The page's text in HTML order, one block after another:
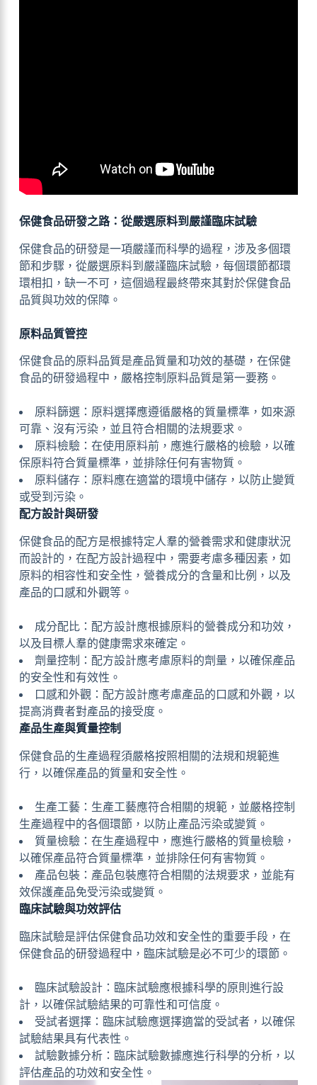
保健食品研發之路：從嚴選原料到嚴謹臨床試驗
保健食品的研發是一項嚴謹而科學的過程，涉及多個環
節和步驟，從嚴選原料到嚴謹臨床試驗，每個環節都環
環相扣，缺一不可，這個過程最終帶來其對於保健食品
品質與功效的保障。
原料品質管控
保健食品的原料品質是產品質量和功效的基礎，在保健
食品的研發過程中，嚴格控制原料品質是第一要務。
原料篩選：原料選擇應遵循嚴格的質量標準，如來源
可靠、沒有污染，並且符合相關的法規要求。
原料檢驗：在使用原料前，應進行嚴格的檢驗，以確
保原料符合質量標準，並排除任何有害物質。
原料儲存：原料應在適當的環境中儲存，以防止變質
或受到污染。
配方設計與研發
保健食品的配方是根據特定人羣的營養需求和健康狀況
而設計的，在配方設計過程中，需要考慮多種因素，如
原料的相容性和安全性，營養成分的含量和比例，以及
產品的口感和外觀等。
成分配比：配方設計應根據原料的營養成分和功效，
以及目標人羣的健康需求來確定。
劑量控制：配方設計應考慮原料的劑量，以確保產品
的安全性和有效性。
口感和外觀：配方設計應考慮產品的口感和外觀，以
提高消費者對產品的接受度。
產品生產與質量控制
保健食品的生產過程須嚴格按照相關的法規和規範進
行，以確保產品的質量和安全性。
生產工藝：生產工藝應符合相關的規範，並嚴格控制
生產過程中的各個環節，以防止產品污染或變質。
質量檢驗：在生產過程中，應進行嚴格的質量檢驗，
以確保產品符合質量標準，並排除任何有害物質。
產品包裝：產品包裝應符合相關的法規要求，並能有
效保護產品免受污染或變質。
臨床試驗與功效評估
臨床試驗是評估保健食品功效和安全性的重要手段，在
保健食品的研發過程中，臨床試驗是必不可少的環節。
臨床試驗設計：臨床試驗應根據科學的原則進行設
計，以確保試驗結果的可靠性和可信度。
受試者選擇：臨床試驗應選擇適當的受試者，以確保
試驗結果具有代表性。
試驗數據分析：臨床試驗數據應進行科學的分析，以
評估產品的功效和安全性。